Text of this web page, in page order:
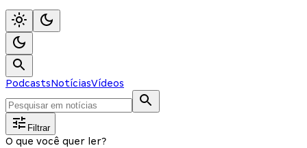
PodcastsNotíciasVídeos
Filtrar
O que você quer ler?